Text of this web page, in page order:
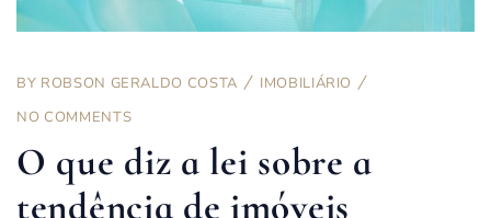
BY ROBSON GERALDO COSTA
IMOBILIÁRIO
NO COMMENTS
O que diz a lei sobre a
tendência de imóveis